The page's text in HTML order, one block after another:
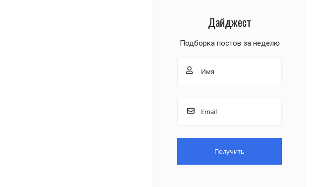
Дайджест
Подборка постов за неделю